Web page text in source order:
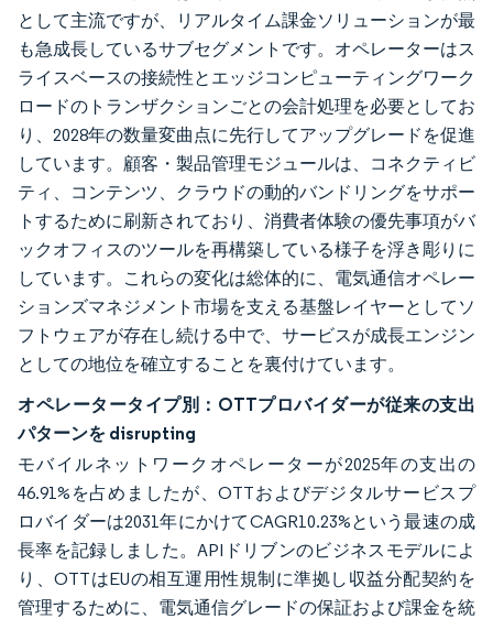
として主流ですが、リアルタイム課金ソリューションが最
も急成長しているサブセグメントです。オペレーターはス
ライスベースの接続性とエッジコンピューティングワーク
ロードのトランザクションごとの会計処理を必要としてお
り、2028年の数量変曲点に先行してアップグレードを促進
しています。顧客・製品管理モジュールは、コネクティビ
ティ、コンテンツ、クラウドの動的バンドリングをサポー
トするために刷新されており、消費者体験の優先事項がバ
ックオフィスのツールを再構築している様子を浮き彫りに
しています。これらの変化は総体的に、電気通信オペレー
ションズマネジメント市場を支える基盤レイヤーとしてソ
フトウェアが存在し続ける中で、サービスが成長エンジン
としての地位を確立することを裏付けています。
オペレータータイプ別：OTTプロバイダーが従来の支出
パターンを disrupting
モバイルネットワークオペレーターが2025年の支出の
46.91%を占めましたが、OTTおよびデジタルサービスプ
ロバイダーは2031年にかけてCAGR10.23%という最速の成
長率を記録しました。APIドリブンのビジネスモデルによ
り、OTTはEUの相互運用性規制に準拠し収益分配契約を
管理するために、電気通信グレードの保証および課金を統